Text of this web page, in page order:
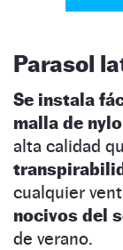
Parasol
Se instala
malla de
alta calidad
cualquier
nocivos del
de verano.